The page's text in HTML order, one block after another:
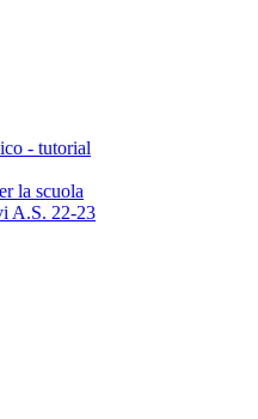
- tutorial
la scuola
A.S. 22-23